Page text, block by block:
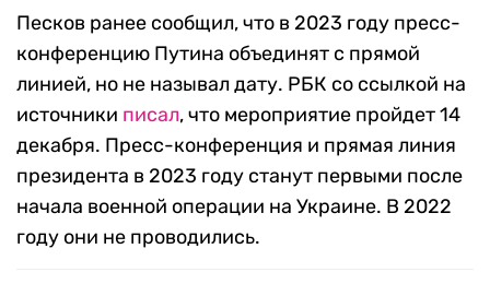
Песков ранее сообщил, что в 2023 году пресс-
конференцию Путина объединят с прямой
линией, но не называл дату. РБК со ссылкой на
источники писал, что мероприятие пройдет 14
декабря. Пресс-конференция и прямая линия
президента в 2023 году станут первыми после
начала военной операции на Украине. В 2022
году они не проводились.